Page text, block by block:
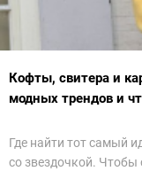
Кофты, свитера и
модных трендов и
Где найти тот самый
со звездочкой. Чтобы